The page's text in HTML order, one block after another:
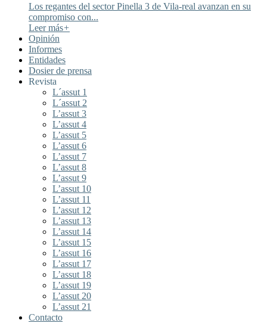
Los regantes del sector Pinella 3 de Vila-real avanzan en su
compromiso con...
Leer más+
Opinión
Informes
Entidades
Dosier de prensa
Revista
L´assut 1
L´assut 2
L’assut 3
L’assut 4
L’assut 5
L’assut 6
L’assut 7
L’assut 8
L’assut 9
L’assut 10
L’assut 11
L’assut 12
L’assut 13
L’assut 14
L’assut 15
L’assut 16
L’assut 17
L’assut 18
L’assut 19
L’assut 20
L’assut 21
Contacto